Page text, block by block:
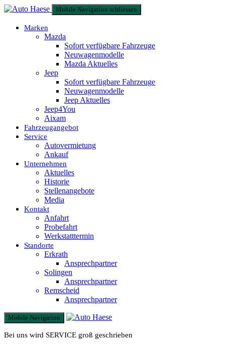
Mobile Navigation schliessen
Marken
Mazda
Sofort verfügbare Fahrzeuge
Neuwagenmodelle
Mazda Aktuelles
Jeep
Sofort verfügbare Fahrzeuge
Neuwagenmodelle
Jeep Aktuelles
Jeep4You
Aixam
Fahrzeugangebot
Service
Autovermietung
Ankauf
Unternehmen
Aktuelles
Historie
Stellenangebote
Media
Kontakt
Anfahrt
Probefahrt
Werkstatttermin
Standorte
Erkrath
Ansprechpartner
Solingen
Ansprechpartner
Remscheid
Ansprechpartner
Mobile Navigation
Bei uns wird SERVICE groß geschrieben